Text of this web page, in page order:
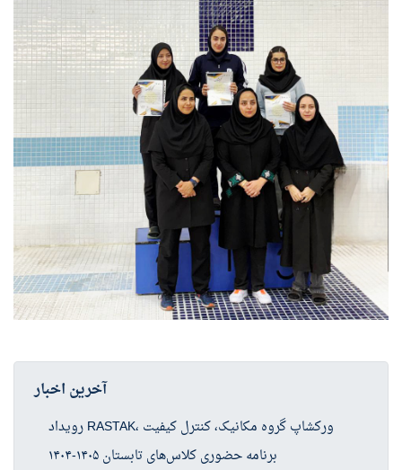
آخرین اخبار
رویداد RASTAK، ورکشاپ گروه مکانیک، کنترل کیفیت
برنامه حضوری کلاس‌های تابستان ۱۴۰۵-۱۴۰۴